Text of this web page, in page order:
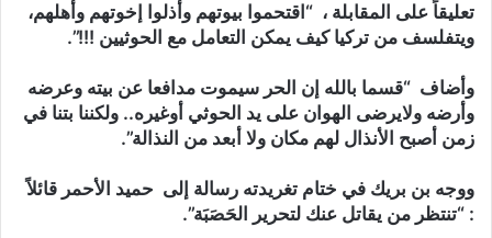
تعليقاً على المقابلة ، “اقتحموا بيوتهم وأذلوا إخوتهم وأهلهم،
ويتفلسف من تركيا كيف يمكن التعامل مع الحوثيين !!!”.
وأضاف “قسما بالله إن الحر سيموت مدافعا عن بيته وعرضه
وأرضه ولايرضى الهوان على يد الحوثي أوغيره.. ولكننا بتنا في
زمن أصبح الأنذال لهم مكان ولا أبعد من النذالة”.
ووجه بن بريك في ختام تغريدته رسالة إلى حميد الأحمر قائلاً
: “تنتظر من يقاتل عنك لتحرير الحَصَبَة”.